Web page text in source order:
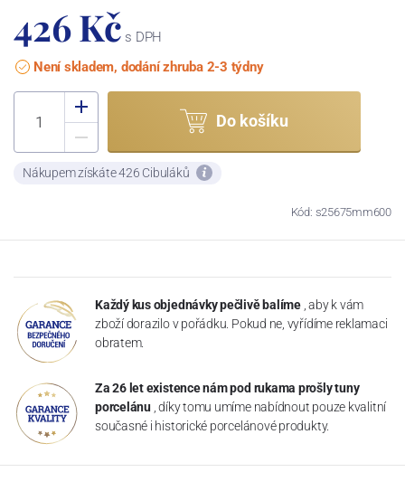
426 Kč s DPH
Není skladem, dodání zhruba 2-3 týdny
Do košíku
Nákupem získáte 426 Cibuláků
Kód: s25675mm600
Každý kus objednávky pečlivě balíme , aby k vám
zboží dorazilo v pořádku. Pokud ne, vyřídíme reklamaci
obratem.
Za 26 let existence nám pod rukama prošly tuny
porcelánu , díky tomu umíme nabídnout pouze kvalitní
současné i historické porcelánové produkty.